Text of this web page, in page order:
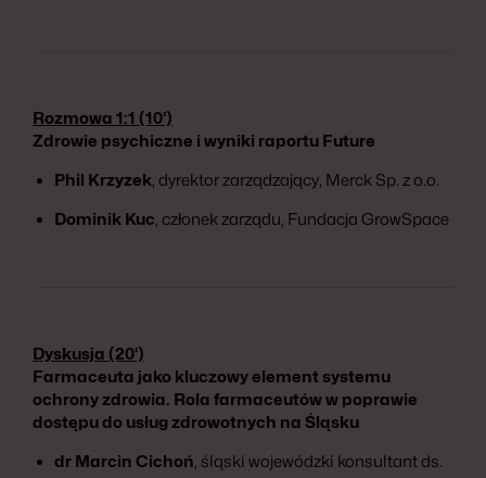
Rozmowa 1:1 (10‘)
Zdrowie psychiczne i wyniki raportu Future
Phil Krzyzek, dyrektor zarządzający, Merck Sp. z o.o.
Dominik Kuc, członek zarządu, Fundacja GrowSpace
Dyskusja (20‘)
Farmaceuta jako kluczowy element systemu
ochrony zdrowia. Rola farmaceutów w poprawie
dostępu do usług zdrowotnych na Śląsku
dr Marcin Cichoń, śląski wojewódzki konsultant ds.